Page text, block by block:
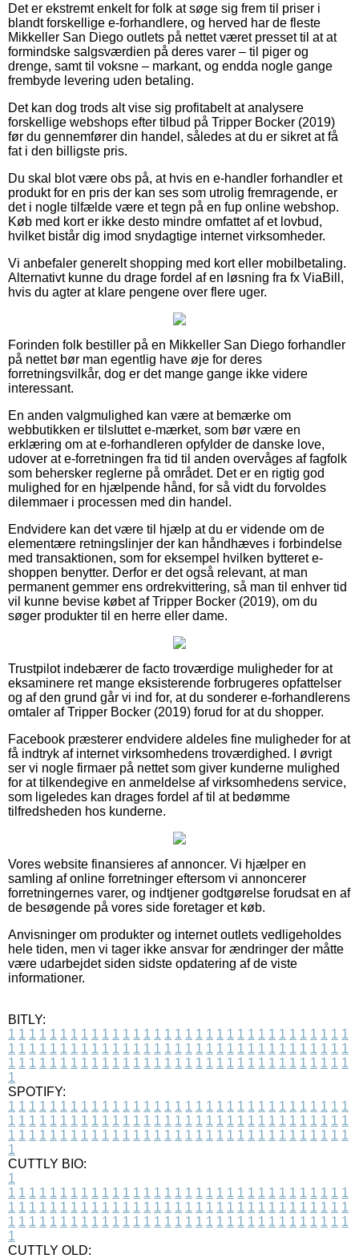
Det er ekstremt enkelt for folk at søge sig frem til priser i
blandt forskellige e-forhandlere, og herved har de fleste
Mikkeller San Diego outlets på nettet været presset til at at
formindske salgsværdien på deres varer – til piger og
drenge, samt til voksne – markant, og endda nogle gange
frembyde levering uden betaling.
Det kan dog trods alt vise sig profitabelt at analysere
forskellige webshops efter tilbud på Tripper Bocker (2019)
før du gennemfører din handel, således at du er sikret at få
fat i den billigste pris.
Du skal blot være obs på, at hvis en e-handler forhandler et
produkt for en pris der kan ses som utrolig fremragende, er
det i nogle tilfælde være et tegn på en fup online webshop.
Køb med kort er ikke desto mindre omfattet af et lovbud,
hvilket bistår dig imod snydagtige internet virksomheder.
Vi anbefaler generelt shopping med kort eller mobilbetaling.
Alternativt kunne du drage fordel af en løsning fra fx ViaBill,
hvis du agter at klare pengene over flere uger.
Forinden folk bestiller på en Mikkeller San Diego forhandler
på nettet bør man egentlig have øje for deres
forretningsvilkår, dog er det mange gange ikke videre
interessant.
En anden valgmulighed kan være at bemærke om
webbutikken er tilsluttet e-mærket, som bør være en
erklæring om at e-forhandleren opfylder de danske love,
udover at e-forretningen fra tid til anden overvåges af fagfolk
som behersker reglerne på området. Det er en rigtig god
mulighed for en hjælpende hånd, for så vidt du forvoldes
dilemmaer i processen med din handel.
Endvidere kan det være til hjælp at du er vidende om de
elementære retningslinjer der kan håndhæves i forbindelse
med transaktionen, som for eksempel hvilken bytteret e-
shoppen benytter. Derfor er det også relevant, at man
permanent gemmer ens ordrekvittering, så man til enhver tid
vil kunne bevise købet af Tripper Bocker (2019), om du
søger produkter til en herre eller dame.
Trustpilot indebærer de facto troværdige muligheder for at
eksaminere ret mange eksisterende forbrugeres opfattelser
og af den grund går vi ind for, at du sonderer e-forhandlerens
omtaler af Tripper Bocker (2019) forud for at du shopper.
Facebook præsterer endvidere aldeles fine muligheder for at
få indtryk af internet virksomhedens troværdighed. I øvrigt
ser vi nogle firmaer på nettet som giver kunderne mulighed
for at tilkendegive en anmeldelse af virksomhedens service,
som ligeledes kan drages fordel af til at bedømme
tilfredsheden hos kunderne.
Vores website finansieres af annoncer. Vi hjælper en
samling af online forretninger eftersom vi annoncerer
forretningernes varer, og indtjener godtgørelse forudsat en af
de besøgende på vores side foretager et køb.
Anvisninger om produkter og internet outlets vedligeholdes
hele tiden, men vi tager ikke ansvar for ændringer der måtte
være udarbejdet siden sidste opdatering af de viste
informationer.
BITLY:
1 1 1 1 1 1 1 1 1 1 1 1 1 1 1 1 1 1 1 1 1 1 1 1 1 1 1 1 1 1 1 1 1
1 1 1 1 1 1 1 1 1 1 1 1 1 1 1 1 1 1 1 1 1 1 1 1 1 1 1 1 1 1 1 1 1
1 1 1 1 1 1 1 1 1 1 1 1 1 1 1 1 1 1 1 1 1 1 1 1 1 1 1 1 1 1 1 1 1
1
SPOTIFY:
1 1 1 1 1 1 1 1 1 1 1 1 1 1 1 1 1 1 1 1 1 1 1 1 1 1 1 1 1 1 1 1 1
1 1 1 1 1 1 1 1 1 1 1 1 1 1 1 1 1 1 1 1 1 1 1 1 1 1 1 1 1 1 1 1 1
1 1 1 1 1 1 1 1 1 1 1 1 1 1 1 1 1 1 1 1 1 1 1 1 1 1 1 1 1 1 1 1 1
1
CUTTLY BIO:
1
1 1 1 1 1 1 1 1 1 1 1 1 1 1 1 1 1 1 1 1 1 1 1 1 1 1 1 1 1 1 1 1 1
1 1 1 1 1 1 1 1 1 1 1 1 1 1 1 1 1 1 1 1 1 1 1 1 1 1 1 1 1 1 1 1 1
1 1 1 1 1 1 1 1 1 1 1 1 1 1 1 1 1 1 1 1 1 1 1 1 1 1 1 1 1 1 1 1 1
1
CUTTLY OLD: